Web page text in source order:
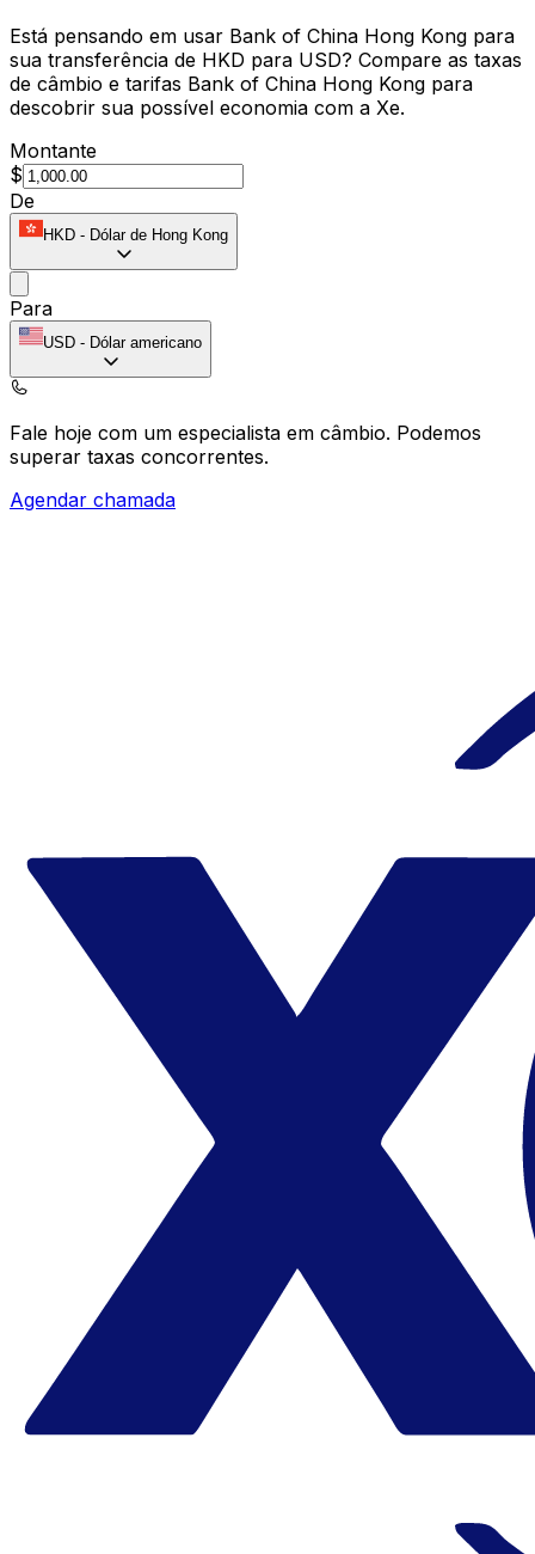
Está pensando em usar Bank of China Hong Kong para
sua transferência de HKD para USD? Compare as taxas
de câmbio e tarifas Bank of China Hong Kong para
descobrir sua possível economia com a Xe.
Montante
$
De
HKD - Dólar de Hong Kong
Para
USD - Dólar americano
Fale hoje com um especialista em câmbio. Podemos
superar taxas concorrentes.
Agendar chamada